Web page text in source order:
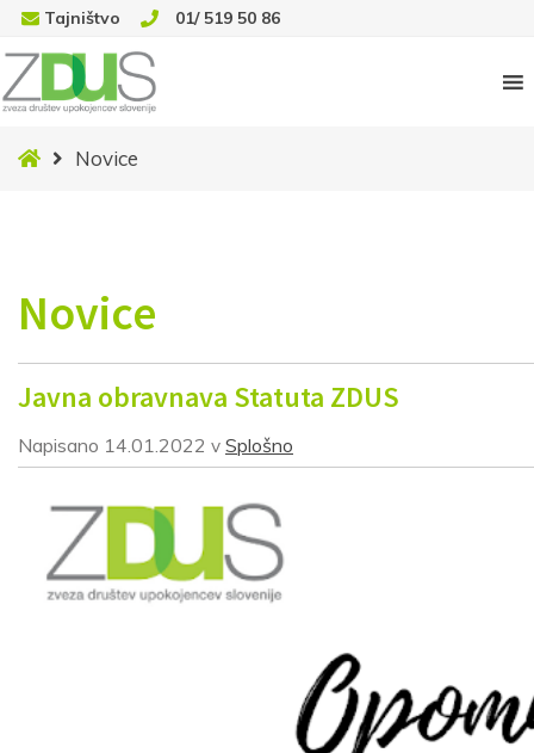
Tajništvo 01/ 519 50 86
NoviceNovice
Novice
Javna obravnava Statuta ZDUS
Napisano 14.01.2022 v Splošno